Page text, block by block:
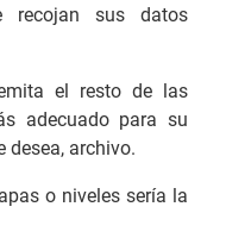
sus datos
el resto de las
adecuado para su
desea, archivo.
o niveles sería la